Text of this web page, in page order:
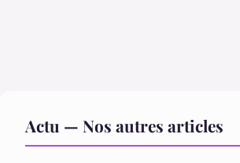
Actu — Nos autres articles